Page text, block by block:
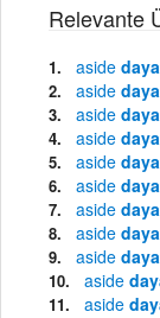
Relevante
aside
aside
aside
aside
aside
aside
aside
aside
aside
aside
aside